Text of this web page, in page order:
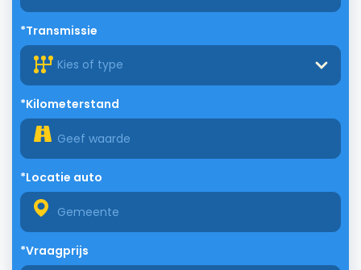
*Transmissie
Kies of type
*Kilometerstand
*Locatie auto
*Vraagprijs